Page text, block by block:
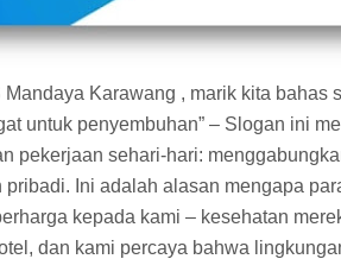
Karawang , marik kita bahas
untuk penyembuhan” – Slogan ini
pekerjaan sehari-hari:
Ini adalah alasan mengapa
kepada kami – kesehatan
dan kami percaya bahwa